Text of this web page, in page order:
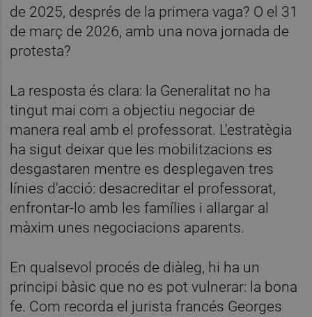
de 2025, després de la primera vaga? O el 31
de març de 2026, amb una nova jornada de
protesta?
La resposta és clara: la Generalitat no ha
tingut mai com a objectiu negociar de
manera real amb el professorat. L'estratègia
ha sigut deixar que les mobilitzacions es
desgastaren mentre es desplegaven tres
línies d'acció: desacreditar el professorat,
enfrontar-lo amb les famílies i allargar al
màxim unes negociacions aparents.
En qualsevol procés de diàleg, hi ha un
principi bàsic que no es pot vulnerar: la bona
fe. Com recorda el jurista francés Georges